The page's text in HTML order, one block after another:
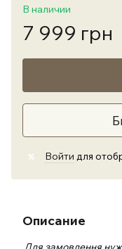
В наличии
7 999 грн
% Войти для
Описание